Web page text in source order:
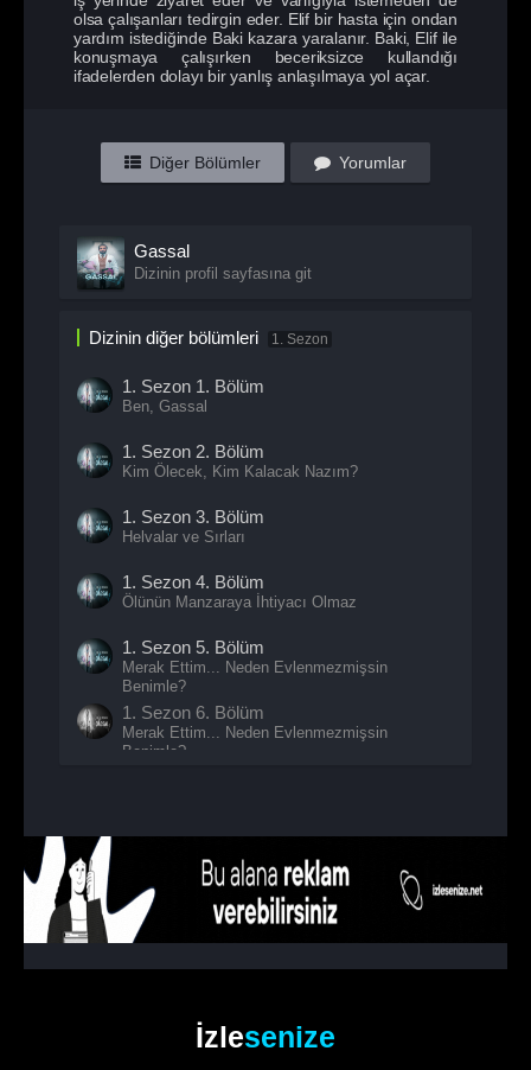
olsa çalışanları tedirgin eder. Elif bir hasta için ondan
yardım istediğinde Baki kazara yaralanır. Baki, Elif ile
konuşmaya çalışırken beceriksizce kullandığı
ifadelerden dolayı bir yanlış anlaşılmaya yol açar.
Diğer Bölümler Yorumlar
Gassal
Dizinin profil sayfasına git
Dizinin diğer bölümleri 1. Sezon
1. Sezon 1. Bölüm
Ben, Gassal
1. Sezon 2. Bölüm
Kim Ölecek, Kim Kalacak Nazım?
1. Sezon 3. Bölüm
Helvalar ve Sırları
1. Sezon 4. Bölüm
Ölünün Manzaraya İhtiyacı Olmaz
1. Sezon 5. Bölüm
Merak Ettim... Neden Evlenmezmişsin
Benimle?
1. Sezon 6. Bölüm
Merak Ettim... Neden Evlenmezmişsin
Benimle?
İzlesenize